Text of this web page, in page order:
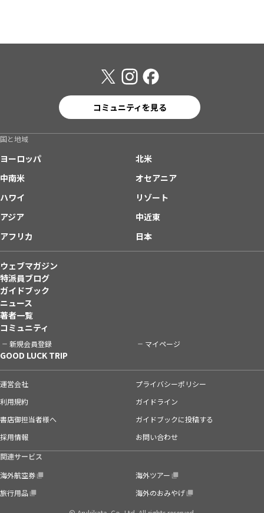
コミュニティを見る
国と地域
ヨーロッパ
北米
中南米
オセアニア
ハワイ
リゾート
アジア
中近東
アフリカ
日本
ウェブマガジン
特派員ブログ
ガイドブック
ニュース
著者一覧
コミュニティ
新規会員登録 マイページ
GOOD LUCK TRIP
運営会社
プライバシーポリシー
利用規約
ガイドライン
書店御担当者様へ
ガイドブックに投稿する
採用情報
お問い合わせ
関連サービス
海外航空券
海外ツアー
旅行用品
海外のおみやげ